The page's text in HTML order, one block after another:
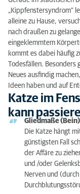
Katze im
passieren?
Mögliche
Was tun
eingeklemmt
„Kippfenstersyndrom“
alleine zu Hause,
nach draußen zu
eingeklemmtem
kommt es dabei häufig
Todesfällen.
Neues ausfindig
Ideen haben und auf
Katze im
kann
Gliedmaße
Die Katze hängt
günstigsten Fall
der Affäre zu
und /oder
Nerven und